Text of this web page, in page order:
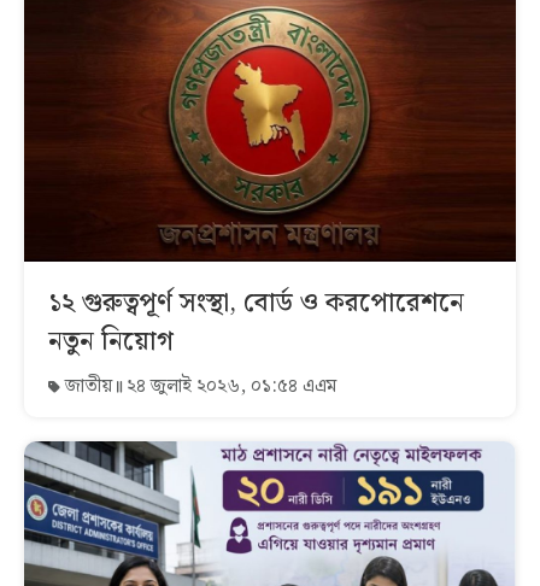
১২ গুরুত্বপূর্ণ সংস্থা, বোর্ড ও করপোরেশনে
নতুন নিয়োগ
জাতীয় ২৪ জুলাই ২০২৬, ০১:৫৪ এএম